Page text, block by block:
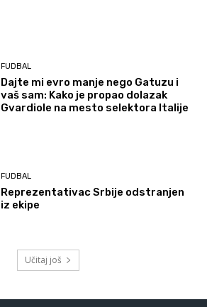
FUDBAL
Dajte mi evro manje nego Gatuzu i
vaš sam: Kako je propao dolazak
Gvardiole na mesto selektora Italije
FUDBAL
Reprezentativac Srbije odstranjen
iz ekipe
Učitaj još